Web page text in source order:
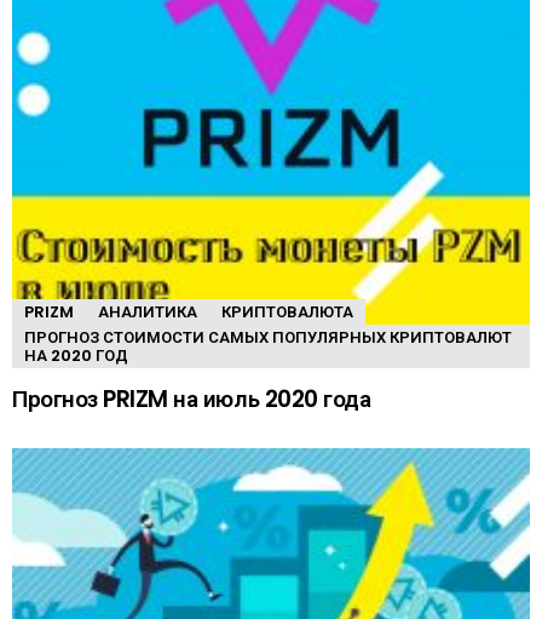
PRIZM АНАЛИТИКА
КРИПТОВАЛЮТА
ПРОГНОЗ СТОИМОСТИ САМЫХ ПОПУЛЯРНЫХ КРИПТОВАЛЮТ
НА 2020 ГОД
Прогноз PRIZM на июль 2020 года